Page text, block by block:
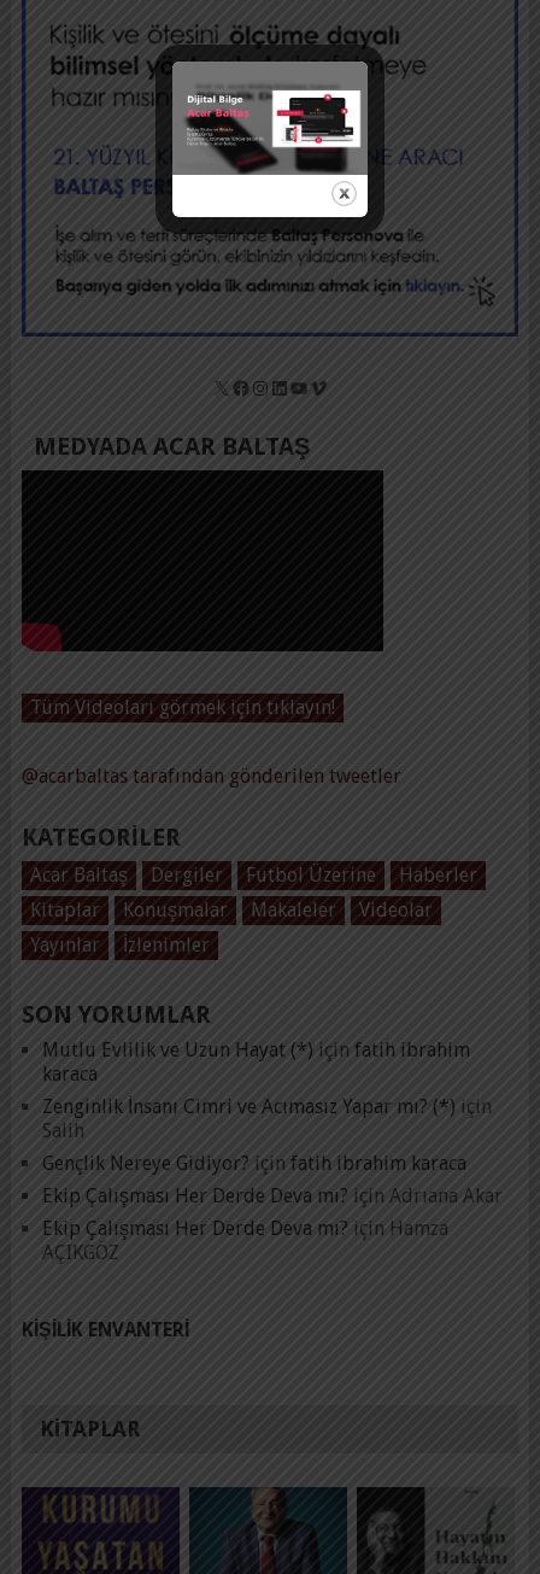
X Facebook
Instagram
LinkedIn
YouTube
Vimeo
MEDYADA ACAR BALTAŞ
Tüm Videoları görmek için tıklayın!
@acarbaltas tarafından gönderilen tweetler
KATEGORILER
Acar Baltaş Dergiler Futbol Üzerine
Haberler
Kitaplar
Konuşmalar Makaleler
Videolar
Yayınlar
İzlenimler
SON YORUMLAR
Mutlu Evlilik ve Uzun Hayat (*) için fatih ibrahim
karaca
Zenginlik İnsanı Cimri ve Acımasız Yapar mı? (*) için
Salih
Gençlik Nereye Gidiyor? için fatih ibrahim karaca
Ekip Çalışması Her Derde Deva mı? için Adrıana Akar
Ekip Çalışması Her Derde Deva mı? için Hamza
AÇIKGÖZ
KIŞILIK ENVANTERI
KITAPLAR